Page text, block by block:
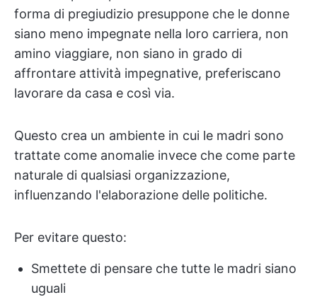
forma di pregiudizio presuppone che le donne
siano meno impegnate nella loro carriera, non
amino viaggiare, non siano in grado di
affrontare attività impegnative, preferiscano
lavorare da casa e così via.
Questo crea un ambiente in cui le madri sono
trattate come anomalie invece che come parte
naturale di qualsiasi organizzazione,
influenzando l'elaborazione delle politiche.
Per evitare questo:
Smettete di pensare che tutte le madri siano
uguali